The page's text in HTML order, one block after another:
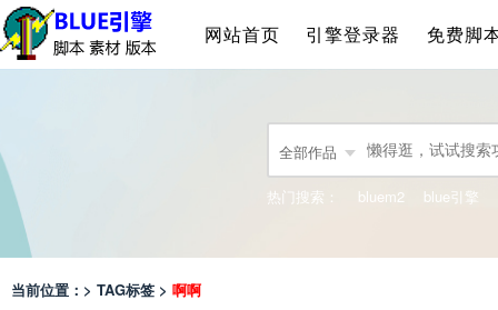
网站首页 引擎登录器 免费脚
全部作品
热门搜索： bluem2 blue引擎
当前位置：> TAG标签 > 啊啊